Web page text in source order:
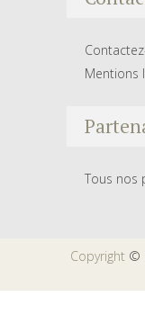
Mentions
Tous nos
Copyright ©